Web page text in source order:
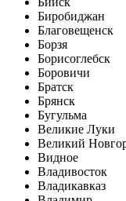
Биробиджан
Благовещенск
Борзя
Борисоглебск
Боровичи
Братск
Брянск
Бугульма
Великие Луки
Великий
Видное
Владивосток
Владикавказ